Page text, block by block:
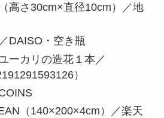
高さ30cm×直径10cm）／地
DAISO・空き瓶
ーカリの造花１本／
）
（140×200×4cm）／楽天